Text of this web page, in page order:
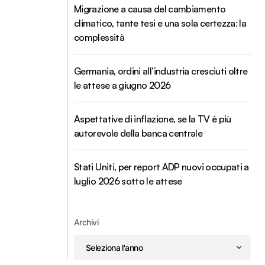
Migrazione a causa del cambiamento
climatico, tante tesi e una sola certezza: la
complessità
Germania, ordini all’industria cresciuti oltre
le attese a giugno 2026
Aspettative di inflazione, se la TV è più
autorevole della banca centrale
Stati Uniti, per report ADP nuovi occupati a
luglio 2026 sotto le attese
Archivi